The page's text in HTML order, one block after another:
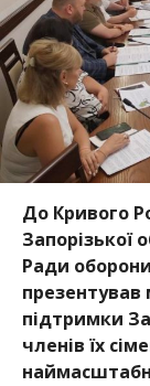
До Кривого
Запорізької
Ради
презентував
підтримки
членів їх